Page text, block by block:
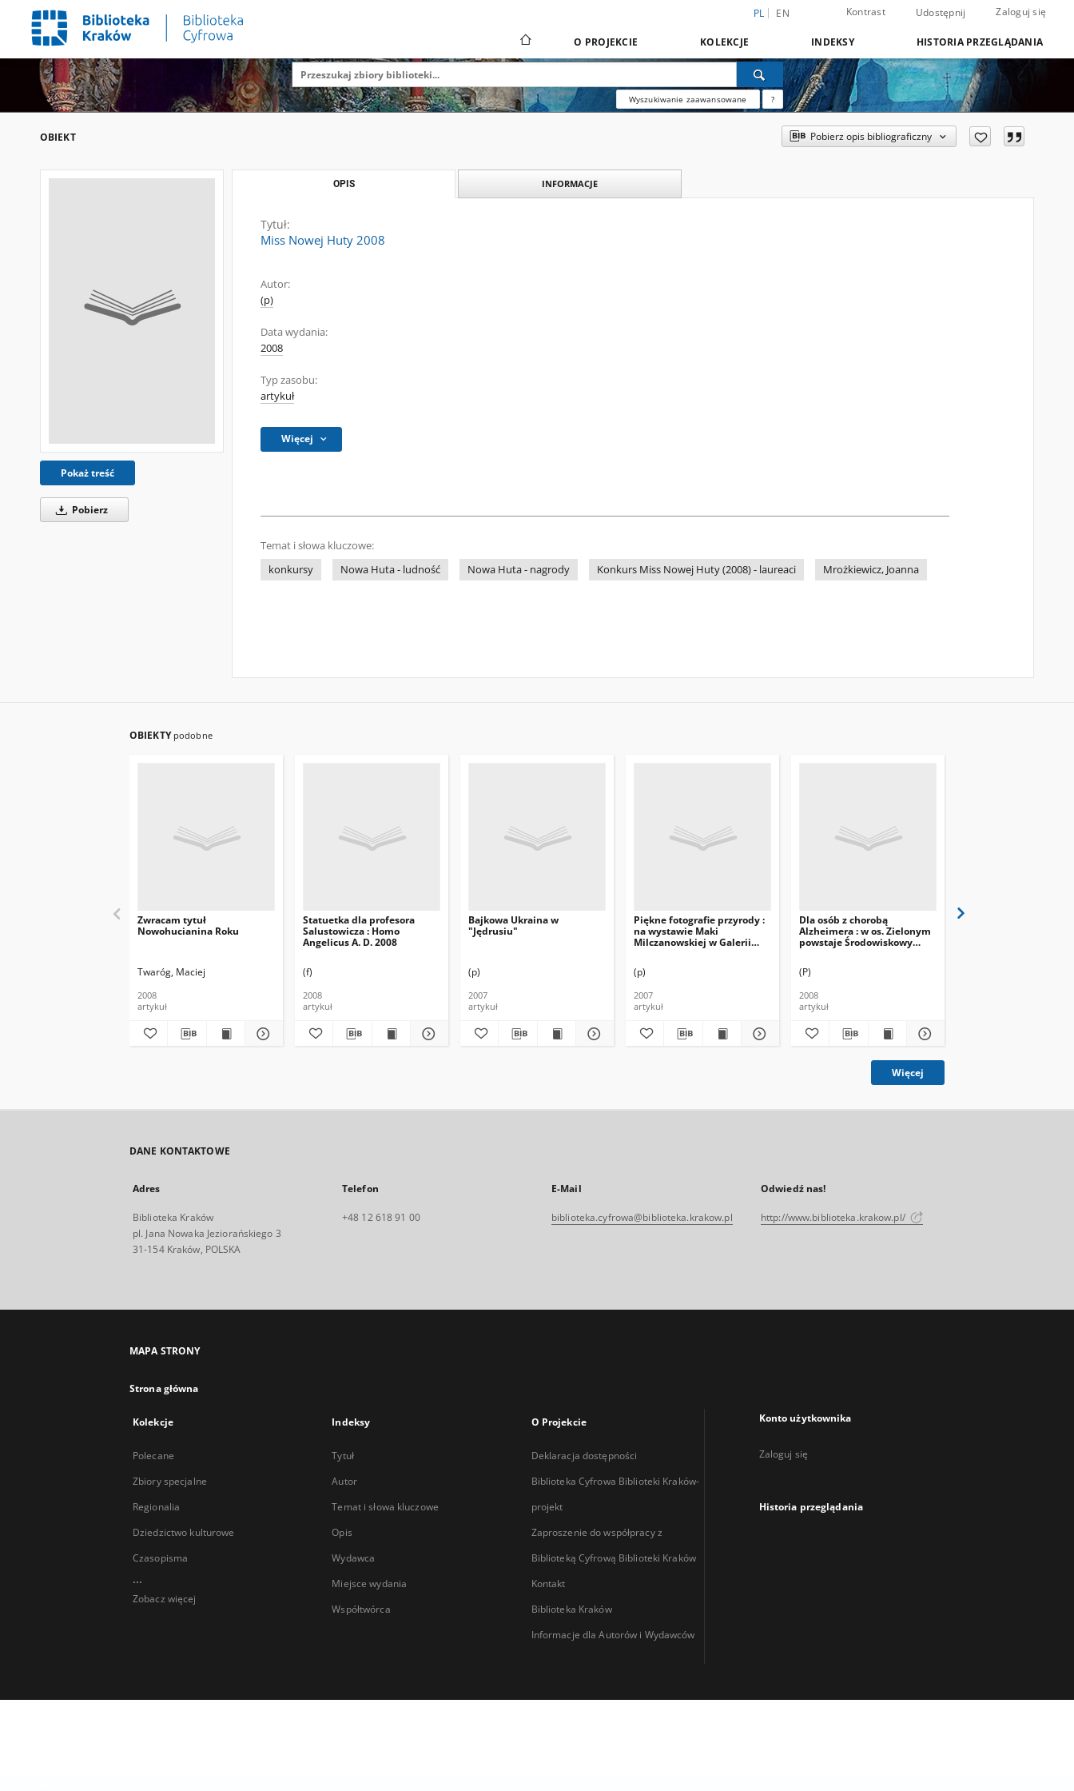
PL EN Kontrast Udostępnij Zaloguj się
O PROJEKCIE KOLEKCJE INDEKSY HISTORIA PRZEGLĄDANIA
Wyszukiwanie zaawansowane ?
OBIEKT Pobierz opis bibliograficzny
Pokaż treść
Pobierz
OPIS INFORMACJE
Tytuł:
Miss Nowej Huty 2008
Autor:
(p)
Data wydania:
2008
Typ zasobu:
artykuł
Więcej
Temat i słowa kluczowe:
konkursy
Nowa Huta - ludność Nowa Huta - nagrody Konkurs Miss Nowej Huty (2008) - laureaci Mrożkiewicz, Joanna
OBIEKTY podobne
Zwracam tytuł
Nowohucianina Roku
Twaróg, Maciej
2008
artykuł
Statuetka dla profesora
Salustowicza : Homo
Angelicus A. D. 2008
(f)
2008
artykuł
Bajkowa Ukraina w
"Jędrusiu"
(p)
2007
artykuł
Piękne fotografie przyrody :
na wystawie Maki
Milczanowskiej w Galerii
(p)
2007
artykuł
Dla osób z chorobą
Alzheimera : w os. Zielonym
powstaje Środowiskowy
(P)
2008
artykuł
Więcej
DANE KONTAKTOWE
Adres
Biblioteka Kraków
pl. Jana Nowaka Jeziorańskiego 3
31-154 Kraków, POLSKA
Telefon
+48 12 618 91 00
E-Mail
biblioteka.cyfrowa@biblioteka.krakow.pl
Odwiedź nas!
http://www.biblioteka.krakow.pl/
MAPA STRONY
Strona główna
Kolekcje
Polecane
Zbiory specjalne
Regionalia
Dziedzictwo kulturowe
Czasopisma
...
Zobacz więcej
Indeksy
Tytuł
Autor
Temat i słowa kluczowe
Opis
Wydawca
Miejsce wydania
Współtwórca
O Projekcie
Deklaracja dostępności
Biblioteka Cyfrowa Biblioteki Kraków-
projekt
Zaproszenie do współpracy z
Biblioteką Cyfrową Biblioteki Kraków
Kontakt
Biblioteka Kraków
Informacje dla Autorów i Wydawców
Konto użytkownika
Zaloguj się
Historia przeglądania